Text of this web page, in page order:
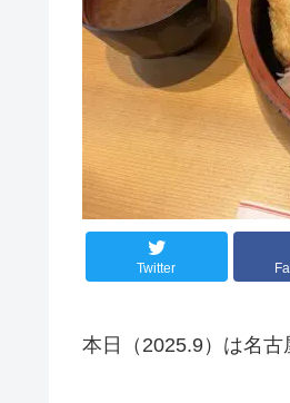
Twitter
本日（2025.9）は名古